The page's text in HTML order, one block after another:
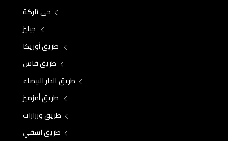
حي تاركة
جيليز
طريق أوريكا
طريق فاس
طريق الدار البيضاء
طريق أمزميز
طريق ورزازات
طريق آسفي